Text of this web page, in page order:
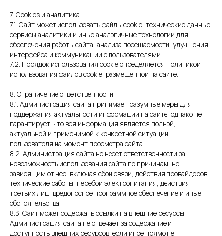
7. Cookies и аналитика
7.1. Сайт может использовать файлы cookie, технические данные,
сервисы аналитики и иные аналогичные технологии для
обеспечения работы сайта, анализа посещаемости, улучшения
интерфейса и коммуникации с пользователями.
7.2. Порядок использования cookie определяется Политикой
использования файлов cookie, размещенной на сайте.
8. Ограничение ответственности
8.1. Администрация сайта принимает разумные меры для
поддержания актуальности информации на сайте, однако не
гарантирует, что вся информация является полной,
актуальной и применимой к конкретной ситуации
пользователя на момент просмотра сайта.
8.2. Администрация сайта не несет ответственности за
невозможность использования сайта по причинам, не
зависящим от нее, включая сбои связи, действия провайдеров,
технические работы, перебои электропитания, действия
третьих лиц, вредоносное программное обеспечение и иные
обстоятельства.
8.3. Сайт может содержать ссылки на внешние ресурсы.
Администрация сайта не отвечает за содержание и
доступность внешних ресурсов, если иное прямо не